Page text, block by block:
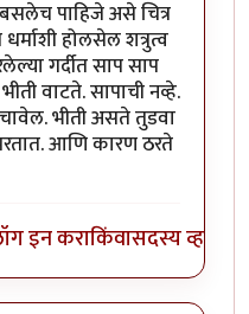
पाहिजे असे चित्र
होलसेल शत्रुत्व
गर्दीत साप साप
वाटते. सापाची नव्हे.
भीती असते तुडवा
आणि कारण ठरते
इन कराकिंवासदस्य व्हा